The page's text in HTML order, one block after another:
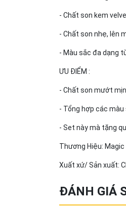
- Chất son kem
- Chất son nhẹ, lên
- Màu sắc đa dạng
ƯU ĐIỂM :
- Chất son mướt
- Tổng hợp các màu
- Set này mà tặng
Thương Hiệu: Magic
Xuất xứ/ Sản xuất:
ĐÁNH GIÁ